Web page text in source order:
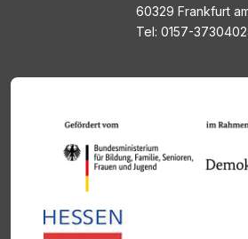
60329 Frankfurt
Tel: 0157-